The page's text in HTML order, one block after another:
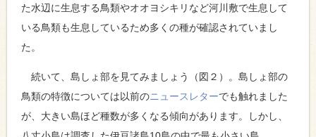
た水辺に生息する鳥類やオオヨシキリなど河川敷で生息して
いる鳥類も生息しているため多くの種が確認されていまし
た。
続いて、島しょ部を見てみましょう（図２）。島しょ部の
鳥類の特徴については以前のニュースレターでも触れました
が、大きい島ほど種数が多くなる傾向があります。しかし、